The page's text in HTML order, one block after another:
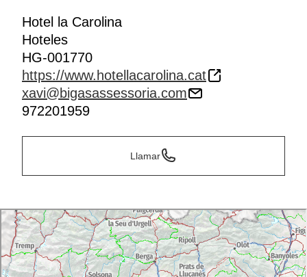
Hotel la Carolina
Hoteles
HG-001770
https://www.hotellacarolina.cat
xavi@bigasassessoria.com
972201959
Llamar